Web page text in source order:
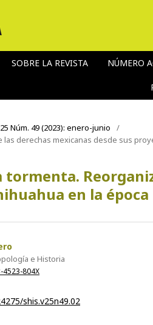
SOBRE LA REVISTA NÚMERO
Núm. 49 (2023): enero-junio
/
las derechas mexicanas desde sus
tormenta.
en la
e Historia
804X
shis.v25n49.02